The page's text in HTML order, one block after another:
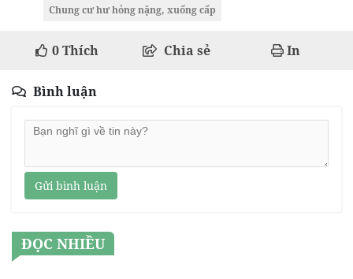
Chung cư hư hỏng nặng, xuống cấp
0Thích Chia sẻ In
Bình luận
Gửi bình luận
ĐỌC NHIỀU